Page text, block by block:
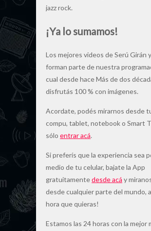
jazz rock.
¡Ya lo sumamos!
Los mejores videos de Serú Girán
forman parte de nuestra
cual desde hace Más de dos
disfrutás 100 % con imágenes.
Acordate, podés mirarnos desde
compu, tablet, notebook o Smart
sólo entrar acá.
Si preferís que la experiencia sea
medio de tu celular, bajate la App
gratuitamentedesde acá y
desde cualquier parte del mundo,
hora que quieras!
Estamos las 24 horas con la mejor